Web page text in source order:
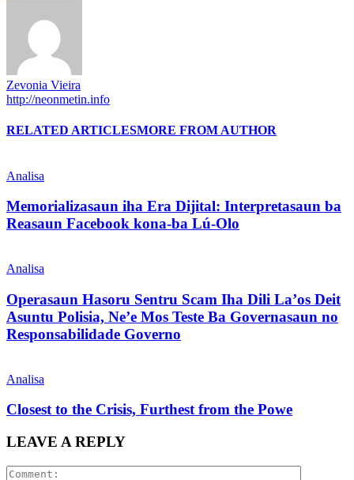
Zevonia Vieira
http://neonmetin.info
RELATED ARTICLESMORE FROM AUTHOR
Analisa
Memorializasaun iha Era Dijital: Interpretasaun ba
Reasaun Facebook kona-ba Lú-Olo
Analisa
Operasaun Hasoru Sentru Scam Iha Dili La’os Deit
Asuntu Polisia, Ne’e Mos Teste Ba Governasaun no
Responsabilidade Governo
Analisa
Closest to the Crisis, Furthest from the Powe
LEAVE A REPLY